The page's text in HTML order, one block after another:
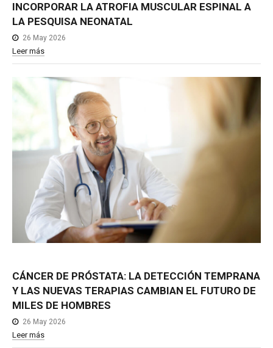
INCORPORAR LA ATROFIA MUSCULAR ESPINAL A
LA PESQUISA NEONATAL
26 May 2026
Leer más
CÁNCER DE PRÓSTATA: LA DETECCIÓN TEMPRANA
Y LAS NUEVAS TERAPIAS CAMBIAN EL FUTURO DE
MILES DE HOMBRES
26 May 2026
Leer más